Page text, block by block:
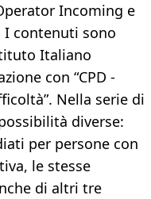
Incoming e
I contenuti sono
Italiano
con “CPD -
Nella serie di
diverse:
per persone con
le stesse
di altri tre